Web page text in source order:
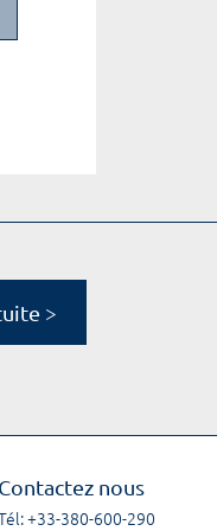
>
Contactez nous
+33-380-600-290